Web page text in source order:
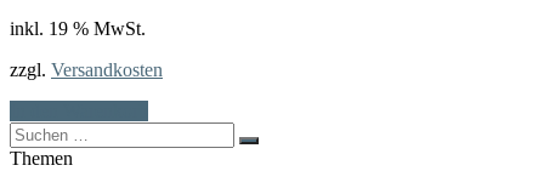
inkl. 19 % MwSt.
zzgl. Versandkosten
Search
for:
Themen